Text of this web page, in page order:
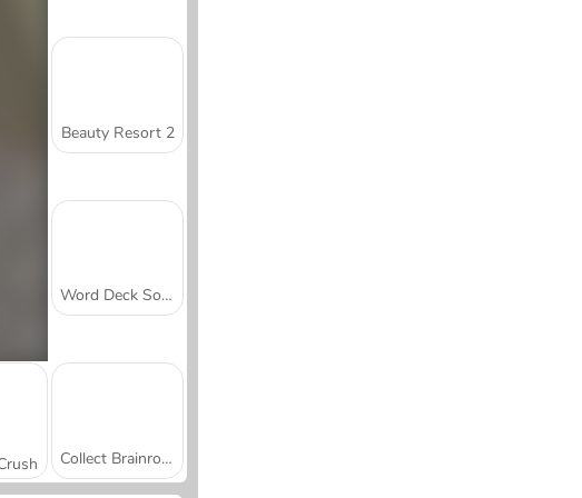
Beauty Resort 2
Word Deck Solitaire
Collect Brainrot Arena